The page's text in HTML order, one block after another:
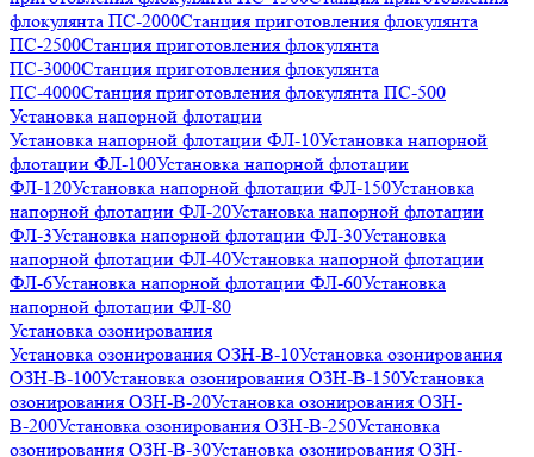
флокулянта ПС-2000Станция приготовления флокулянта
ПС-2500Станция приготовления флокулянта
ПС-3000Станция приготовления флокулянта
ПС-4000Станция приготовления флокулянта ПС-500
Установка напорной флотации
Установка напорной флотации ФЛ-10Установка напорной
флотации ФЛ-100Установка напорной флотации
ФЛ-120Установка напорной флотации ФЛ-150Установка
напорной флотации ФЛ-20Установка напорной флотации
ФЛ-3Установка напорной флотации ФЛ-30Установка
напорной флотации ФЛ-40Установка напорной флотации
ФЛ-6Установка напорной флотации ФЛ-60Установка
напорной флотации ФЛ-80
Установка озонирования
Установка озонирования ОЗН-В-10Установка озонирования
ОЗН-В-100Установка озонирования ОЗН-В-150Установка
озонирования ОЗН-В-20Установка озонирования ОЗН-
В-200Установка озонирования ОЗН-В-250Установка
озонирования ОЗН-В-30Установка озонирования ОЗН-